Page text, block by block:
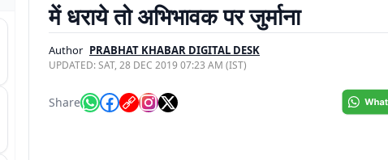
में धराये तो अभिभावक पर जुर्माना
Author PRABHAT KHABAR DIGITAL DESK
UPDATED:SAT, 28 DEC 2019 07:23 AM (IST)
Share